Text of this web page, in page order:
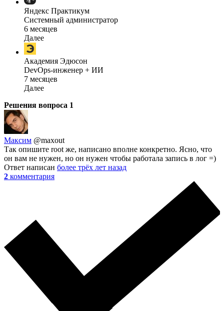
Яндекс Практикум
Системный администратор
6 месяцев
Далее
Академия Эдюсон
DevOps-инженер + ИИ
7 месяцев
Далее
Решения вопроса 1
Максим @maxout
Так опишите root же, написано вполне конкретно. Ясно, что
он вам не нужен, но он нужен чтобы работала запись в лог =)
Ответ написан более трёх лет назад
2 комментария